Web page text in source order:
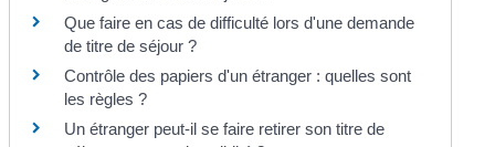
Que faire en cas de difficulté lors d'une demande
de titre de séjour ?
Contrôle des papiers d'un étranger : quelles sont
les règles ?
Un étranger peut-il se faire retirer son titre de